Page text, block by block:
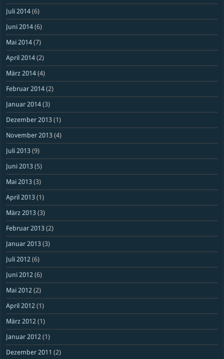
Juli 2014 (6)
Juni 2014 (6)
Mai 2014 (7)
April 2014 (2)
März 2014 (4)
Februar 2014 (2)
Januar 2014 (3)
Dezember 2013 (1)
November 2013 (4)
Juli 2013 (9)
Juni 2013 (5)
Mai 2013 (3)
April 2013 (1)
März 2013 (3)
Februar 2013 (2)
Januar 2013 (3)
Juli 2012 (6)
Juni 2012 (6)
Mai 2012 (2)
April 2012 (1)
März 2012 (1)
Januar 2012 (1)
Dezember 2011 (2)